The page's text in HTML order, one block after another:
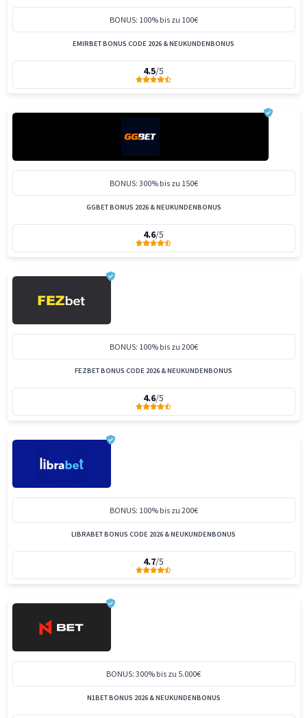
BONUS: 100% bis zu 100€
EMIRBET BONUS CODE 2026 & NEUKUNDENBONUS
4.5/5
BONUS: 300% bis zu 150€
GGBET BONUS 2026 & NEUKUNDENBONUS
4.6/5
BONUS: 100% bis zu 200€
FEZBET BONUS CODE 2026 & NEUKUNDENBONUS
4.6/5
BONUS: 100% bis zu 200€
LIBRABET BONUS CODE 2026 & NEUKUNDENBONUS
4.7/5
BONUS: 300% bis zu 5.000€
N1BET BONUS 2026 & NEUKUNDENBONUS